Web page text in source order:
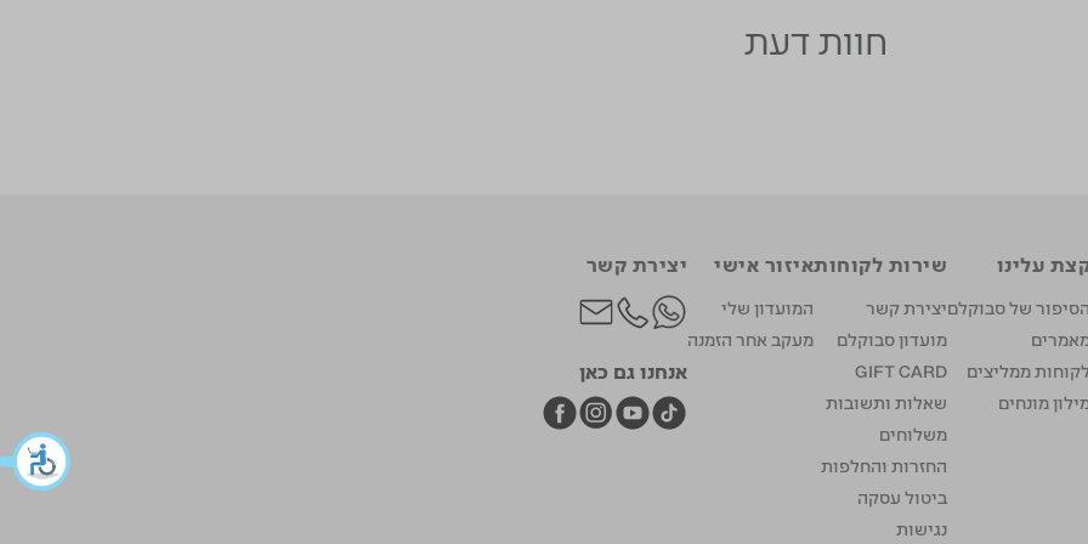
חוות דעת
עלינו
הסיפור של סבוקלם
לקוחות ממליצים
מונחים
שירות לקוחות
יצירת קשר
מועדון סבוקלם
GIFT CARD
שאלות ותשובות
משלוחים
החזרות והחלפות
ביטול עסקה
נגישות
איזור אישי
המועדון שלי
מעקב אחר הזמנה
יצירת קשר
אנחנו גם כאן